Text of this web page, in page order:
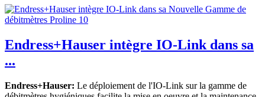
Endress+Hauser intègre IO-Link dans sa
...
Endress+Hauser: Le déploiement de l'IO-Link sur la gamme de